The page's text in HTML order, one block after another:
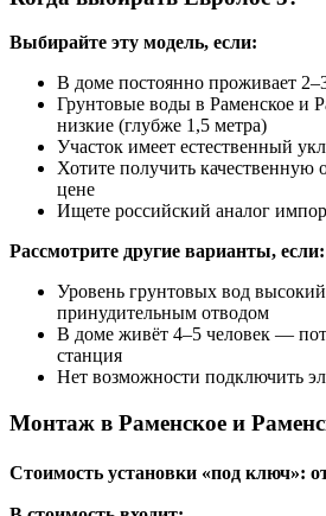
Выбирайте эту модель, если:
В доме постоянно проживает
Грунтовые воды в Раменское и
низкие (глубже 1,5 метра)
Участок имеет естественный
Хотите получить качественную
цене
Ищете российский аналог
Рассмотрите другие варианты, если:
Уровень грунтовых вод
принудительным отводом
В доме живёт 4–5 человек —
станция
Нет возможности подключить
Монтаж в Раменское и
Стоимость установки «под ключ»: